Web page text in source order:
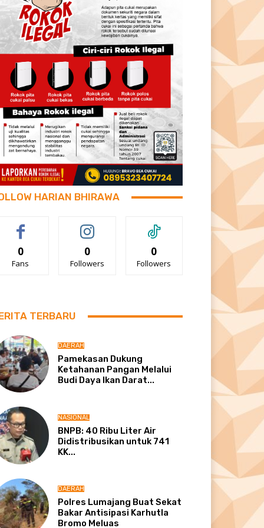
HARIAN BHIRAWA
0
Fans
0
Followers
0
Followers
TERBARU
DAERAH
Pamekasan Dukung
Ketahanan Pangan Melalui
Budi Daya Ikan Darat...
NASIONAL
BNPB: 40 Ribu Liter Air
Didistribusikan untuk 741
KK...
DAERAH
Polres Lumajang Buat Sekat
Bakar Antisipasi Karhutla
Bromo Meluas